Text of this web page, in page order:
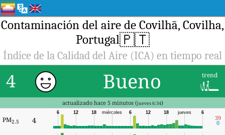
Contaminación del aire de Covilhã, Covilha,
Portugal🇵🇹
Índice de la Calidad del Aire (ICA) en tiempo real
4 Bueno trend
actualizado hace 5 minutos (jueves 6:34)
PM2.5 4
6
jueves
18
12
6
miércoles
18
12
6
39
0